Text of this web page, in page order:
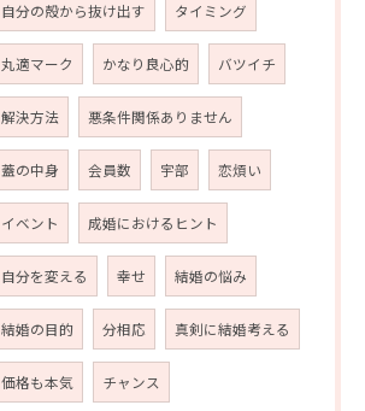
自分の殻から抜け出す タイミング
丸適マーク かなり良心的 バツイチ
解決方法 悪条件関係ありません
蓋の中身 会員数 宇部 恋煩い
イベント 成婚におけるヒント
自分を変える 幸せ 結婚の悩み
結婚の目的 分相応 真剣に結婚考える
価格も本気 チャンス